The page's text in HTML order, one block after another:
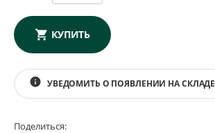
КУПИТЬ
info УВЕДОМИТЬ О ПОЯВЛЕНИИ НА СКЛАДЕ
Поделиться: